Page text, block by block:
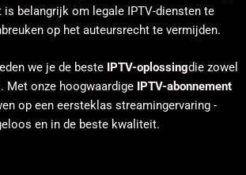
is belangrijk om legale IPTV-diensten te
op het auteursrecht te vermijden.
we je de beste IPTV-oplossingdie zowel
Met onze hoogwaardige IPTV-abonnement
op een eersteklas streamingervaring -
en in de beste kwaliteit.